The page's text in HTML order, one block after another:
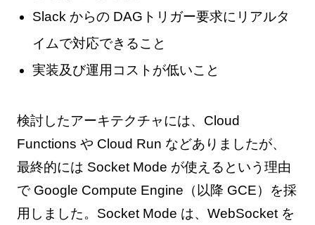
Slack からの DAGトリガー要求にリアルタ
イムで対応できること
実装及び運用コストが低いこと
検討したアーキテクチャには、Cloud
Functions や Cloud Run などありましたが、
最終的には Socket Mode が使えるという理由
で Google Compute Engine（以降 GCE）を採
用しました。Socket Mode は、WebSocket を